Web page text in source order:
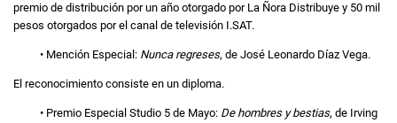
premio de distribución por un año otorgado por La Ñora Distribuye y 50 mil
pesos otorgados por el canal de televisión I.SAT.
• Mención Especial: Nunca regreses, de José Leonardo Díaz Vega.
El reconocimiento consiste en un diploma.
• Premio Especial Studio 5 de Mayo: De hombres y bestias, de Irving